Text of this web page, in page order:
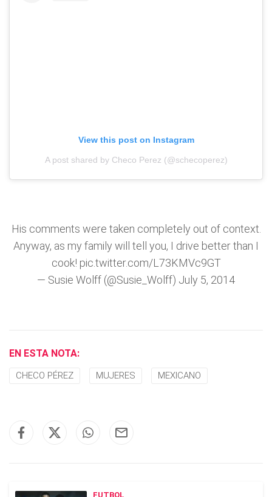
View this post on Instagram
A post shared by Checo Perez (@schecoperez)
His comments were taken completely out of context.
Anyway, as my family will tell you, I drive better than I
cook! pic.twitter.com/L73KMVc9GT
— Susie Wolff (@Susie_Wolff) July 5, 2014
EN ESTA NOTA:
CHECO PÉREZ MUJERES MEXICANO
FUTBOL